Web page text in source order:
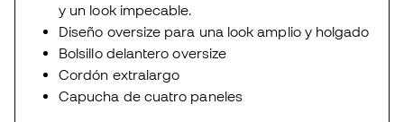
y un look impecable.
Diseño oversize para una look amplio y holgado
Bolsillo delantero oversize
Cordón extralargo
Capucha de cuatro paneles